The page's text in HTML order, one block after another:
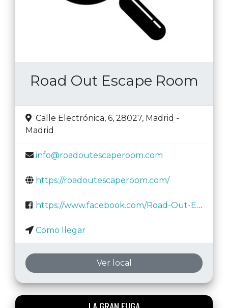
Road Out Escape Room
Calle Electrónica, 6, 28027, Madrid -
Madrid
info@roadoutescaperoom.com
https://roadoutescaperoom.com/
https://www.facebook.com/Road-Out-Escape-Room-100586328019025/
Como llegar
Ver local